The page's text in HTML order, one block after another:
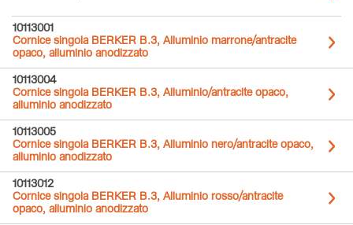
10113001
Cornice singola BERKER B.3, Alluminio marrone/antracite
opaco, alluminio anodizzato
10113004
Cornice singola BERKER B.3, Alluminio/antracite opaco,
alluminio anodizzato
10113005
Cornice singola BERKER B.3, Alluminio nero/antracite opaco,
alluminio anodizzato
10113012
Cornice singola BERKER B.3, Alluminio rosso/antracite
opaco, alluminio anodizzato